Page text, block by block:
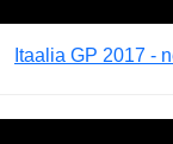
Itaalia GP 2017 -